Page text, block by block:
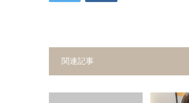
関連記事